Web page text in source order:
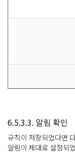
6.5.3.3. 알림 확인
규칙이 저장되었다면
알림이 제대로 설정되